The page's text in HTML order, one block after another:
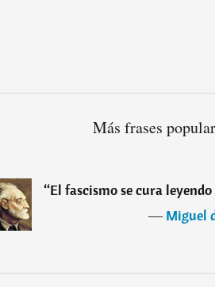
Más frases
“El fascismo se cura
―Miguel